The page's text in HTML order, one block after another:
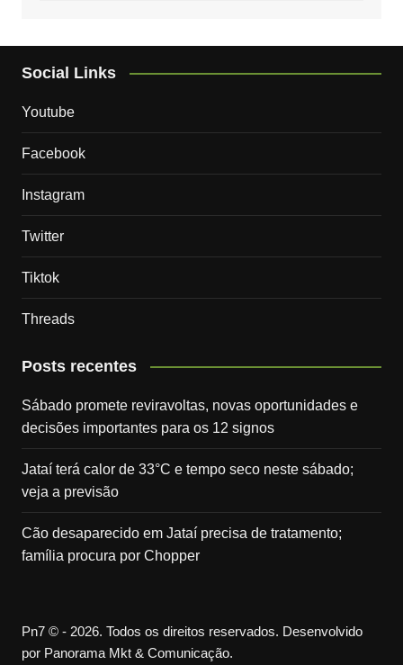
Social Links
Youtube
Facebook
Instagram
Twitter
Tiktok
Threads
Posts recentes
Sábado promete reviravoltas, novas oportunidades e
decisões importantes para os 12 signos
Jataí terá calor de 33°C e tempo seco neste sábado;
veja a previsão
Cão desaparecido em Jataí precisa de tratamento;
família procura por Chopper
Pn7 © - 2026. Todos os direitos reservados. Desenvolvido
por Panorama Mkt & Comunicação.